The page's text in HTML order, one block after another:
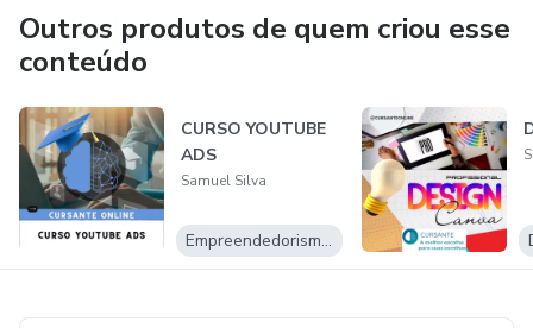
Outros produtos de quem criou esse
conteúdo
CURSO YOUTUBE
ADS
Samuel Silva
Empreendedorismo Digital